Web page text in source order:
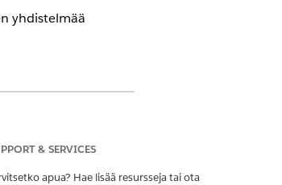
yhdistelmää
tietue- ja& SERVICES
apua? Hae lisää resursseja tai ota